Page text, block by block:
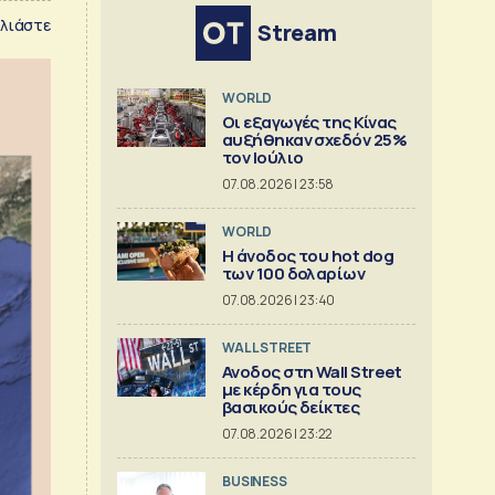
Stream
WORLD
Οι εξαγωγές της Κίνας
αυξήθηκαν σχεδόν 25%
τον Ιούλιο
07.08.2026 | 23:58
WORLD
Η άνοδος του hot dog
των 100 δολαρίων
07.08.2026 | 23:40
WALL STREET
Ανοδος στη Wall Street
με κέρδη για τους
βασικούς δείκτες
07.08.2026 | 23:22
BUSINESS